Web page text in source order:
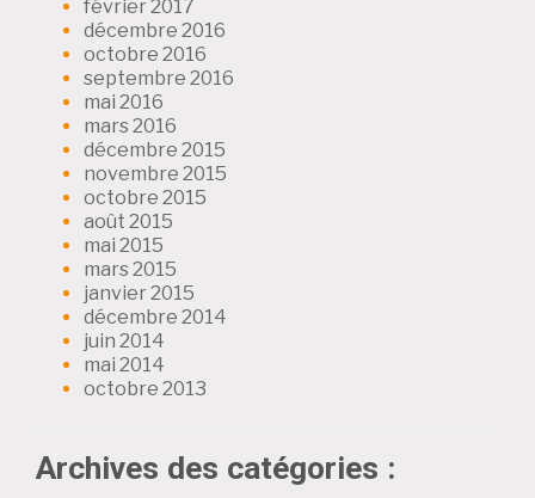
février 2017
décembre 2016
octobre 2016
septembre 2016
mai 2016
mars 2016
décembre 2015
novembre 2015
octobre 2015
août 2015
mai 2015
mars 2015
janvier 2015
décembre 2014
juin 2014
mai 2014
octobre 2013
Archives des catégories :